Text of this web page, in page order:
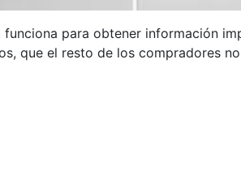
funciona para obtener información
que el resto de los compradores